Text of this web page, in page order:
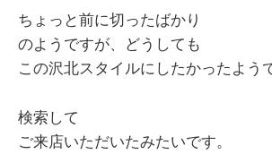
ちょっと前に切ったばかり
のようですが、どうしても
この沢北スタイルにしたかったよう
検索して
ご来店いただいたみたいです。